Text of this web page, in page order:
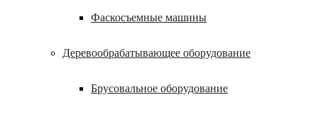
Фаскосъемные машины
Деревообрабатывающее оборудование
Брусовальное оборудование